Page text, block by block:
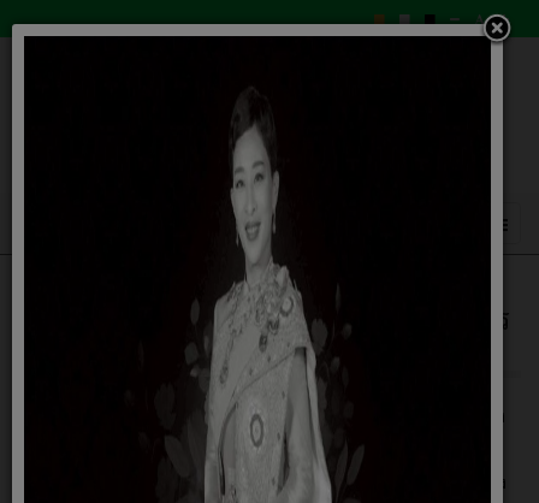
ศูนย์ช่วยเหลือประชาชนขององค์การบริหาร
ศูนย์ช่วยเหลือประชาชนขององค์การบริหารส่วนตะเคียน อำเภอกาบเชิง
คำสั่งจัดตั้งและแต่งตั้งคณะกรรมการศูนย์ช่วยเหลือประชาชนของ